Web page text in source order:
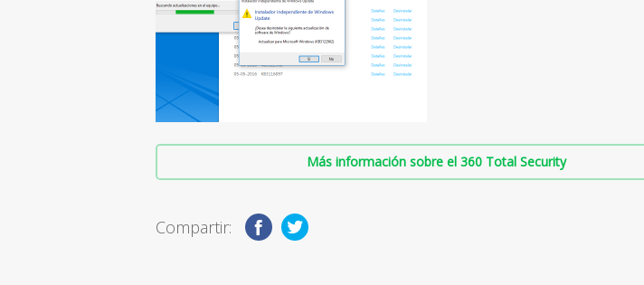
Más información sobre el 360 Total Security
Compartir: